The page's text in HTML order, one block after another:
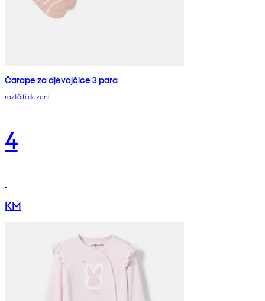
Čarape za djevojčice 3 para
različiti dezeni
4
KM